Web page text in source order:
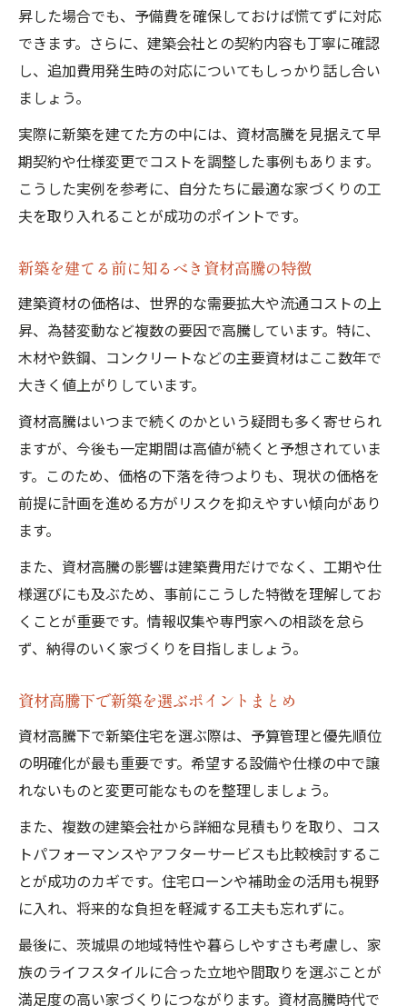
昇した場合でも、予備費を確保しておけば慌てずに対応
できます。さらに、建築会社との契約内容も丁寧に確認
し、追加費用発生時の対応についてもしっかり話し合い
ましょう。
実際に新築を建てた方の中には、資材高騰を見据えて早
期契約や仕様変更でコストを調整した事例もあります。
こうした実例を参考に、自分たちに最適な家づくりの工
夫を取り入れることが成功のポイントです。
新築を建てる前に知るべき資材高騰の特徴
建築資材の価格は、世界的な需要拡大や流通コストの上
昇、為替変動など複数の要因で高騰しています。特に、
木材や鉄鋼、コンクリートなどの主要資材はここ数年で
大きく値上がりしています。
資材高騰はいつまで続くのかという疑問も多く寄せられ
ますが、今後も一定期間は高値が続くと予想されていま
す。このため、価格の下落を待つよりも、現状の価格を
前提に計画を進める方がリスクを抑えやすい傾向があり
ます。
また、資材高騰の影響は建築費用だけでなく、工期や仕
様選びにも及ぶため、事前にこうした特徴を理解してお
くことが重要です。情報収集や専門家への相談を怠ら
ず、納得のいく家づくりを目指しましょう。
資材高騰下で新築を選ぶポイントまとめ
資材高騰下で新築住宅を選ぶ際は、予算管理と優先順位
の明確化が最も重要です。希望する設備や仕様の中で譲
れないものと変更可能なものを整理しましょう。
また、複数の建築会社から詳細な見積もりを取り、コス
トパフォーマンスやアフターサービスも比較検討するこ
とが成功のカギです。住宅ローンや補助金の活用も視野
に入れ、将来的な負担を軽減する工夫も忘れずに。
最後に、茨城県の地域特性や暮らしやすさも考慮し、家
族のライフスタイルに合った立地や間取りを選ぶことが
満足度の高い家づくりにつながります。資材高騰時代で